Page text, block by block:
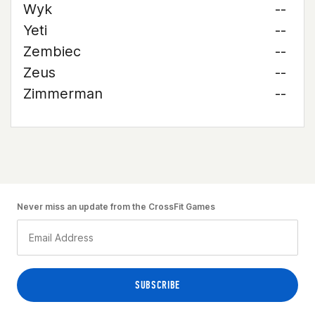
Wyk
--
Yeti
--
Zembiec
--
Zeus
--
Zimmerman
--
Never miss an update from the CrossFit Games